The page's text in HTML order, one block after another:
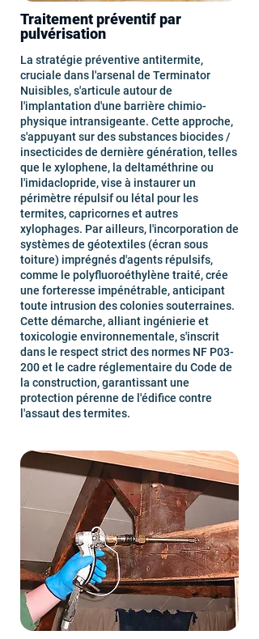
Traitement préventif par
pulvérisation
La stratégie préventive antitermite,
cruciale dans l'arsenal de Terminator
Nuisibles, s'articule autour de
l'implantation d'une barrière chimio-
physique intransigeante. Cette approche,
s'appuyant sur des substances biocides /
insecticides de dernière génération, telles
que le xylophene, la deltaméthrine ou
l'imidaclopride, vise à instaurer un
périmètre répulsif ou létal pour les
termites, capricornes et autres
xylophages. Par ailleurs, l'incorporation de
systèmes de géotextiles (écran sous
toiture) imprégnés d'agents répulsifs,
comme le polyfluoroéthylène traité, crée
une forteresse impénétrable, anticipant
toute intrusion des colonies souterraines.
Cette démarche, alliant ingénierie et
toxicologie environnementale, s'inscrit
dans le respect strict des normes NF P03-
200 et le cadre réglementaire du Code de
la construction, garantissant une
protection pérenne de l'édifice contre
l'assaut des termites.